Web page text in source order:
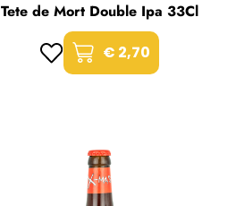
Tete de Mort Double Ipa 33Cl
€ 2,70